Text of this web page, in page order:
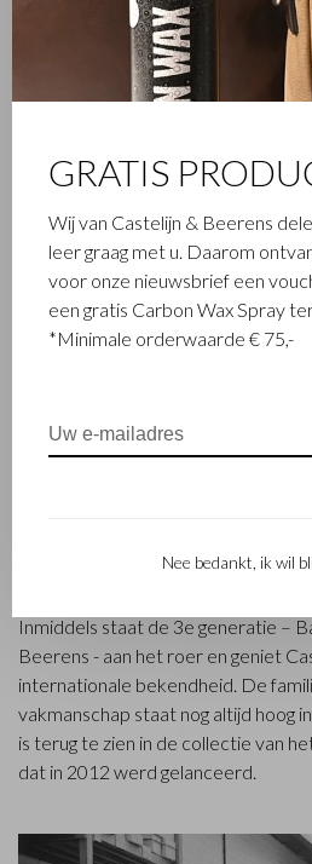
FAMILIEBEDRIJF
opgericht toen stikmeester Walter
Inmiddels staat de 3e generatie –
Beerens - aan het roer en geniet
internationale bekendheid. De
vakmanschap staat nog altijd hoog
is terug te zien in de collectie van
dat in 2012 werd gelanceerd.
GRATIS
Wij van Castelijn & Beerens
leer graag met u. Daarom
voor onze nieuwsbrief een
een gratis Carbon Wax Spray
*Minimale orderwaarde € 75,-
Nee bedankt, ik wil